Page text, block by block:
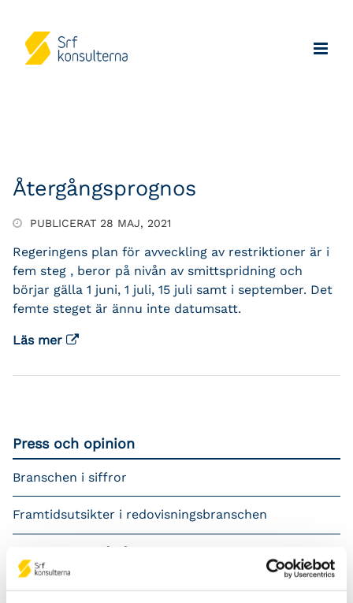
Återgångsprognos
PUBLICERAT 28 MAJ, 2021
Regeringens plan för avveckling av restriktioner är i
fem steg , beror på nivån av smittspridning och
börjar gälla 1 juni, 1 juli, 15 juli samt i september. Det
femte steget är ännu inte datumsatt.
Läs mer
Press och opinion
Branschen i siffror
Framtidsutsikter i redovisningsbranschen
Prenumerera på våra nyhetsbrev
Pressrum